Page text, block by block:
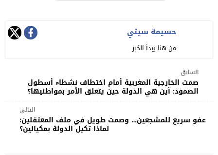
حسيمة سيتي
من هنا يبدأ الخبر
السابق
صمت الخارجية المغربية أمام اختطاف نشطاء أسطول
الصمود: أين هي الدولة حين يتعلق الأمر بمواطنيها؟
التالي
عفو سريع للمشجعين… وصمت طويل في ملف المعتقلين:
لماذا تكيل الدولة بمكيالين؟